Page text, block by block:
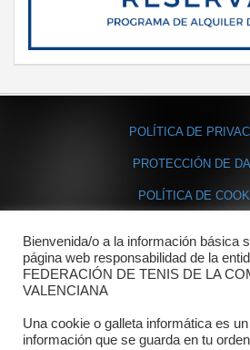
POLÍTICA DE
PROTECCIÓN DE
POLÍTICA DE
Contacto
Dónde estamos
Directorio
Bienvenida/o a la información básica
página web responsabilidad de la
FEDERACIÓN DE TENIS DE LA
VALENCIANA
Una cookie o galleta informática es
información que se guarda en tu